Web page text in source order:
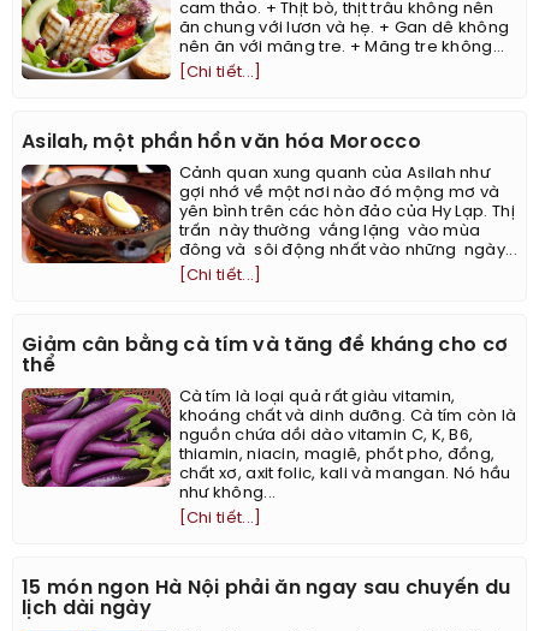
cam thảo. + Thịt bò, thịt trâu không nên
ăn chung với lươn và hẹ. + Gan dê không
nên ăn với măng tre. + Măng tre không...
[Chi tiết...]
Asilah, một phần hồn văn hóa Morocco
Cảnh quan xung quanh của Asilah như
gợi nhớ về một nơi nào đó mộng mơ và
yên bình trên các hòn đảo của Hy Lạp. Thị
trấn này thường vắng lặng vào mùa
đông và sôi động nhất vào những ngày...
[Chi tiết...]
Giảm cân bằng cà tím và tăng đề kháng cho cơ
thể
Cà tím là loại quả rất giàu vitamin,
khoáng chất và dinh dưỡng. Cà tím còn là
nguồn chứa dồi dào vitamin C, K, B6,
thiamin, niacin, magiê, phốt pho, đồng,
chất xơ, axit folic, kali và mangan. Nó hầu
như không...
[Chi tiết...]
15 món ngon Hà Nội phải ăn ngay sau chuyến du
lịch dài ngày